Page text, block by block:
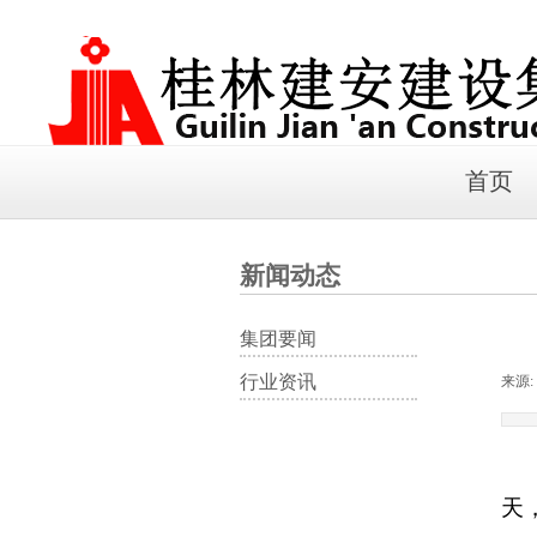
首页
新闻动态
来源:
天
集团要闻
行业资讯